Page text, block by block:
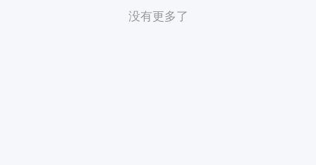
没有更多了